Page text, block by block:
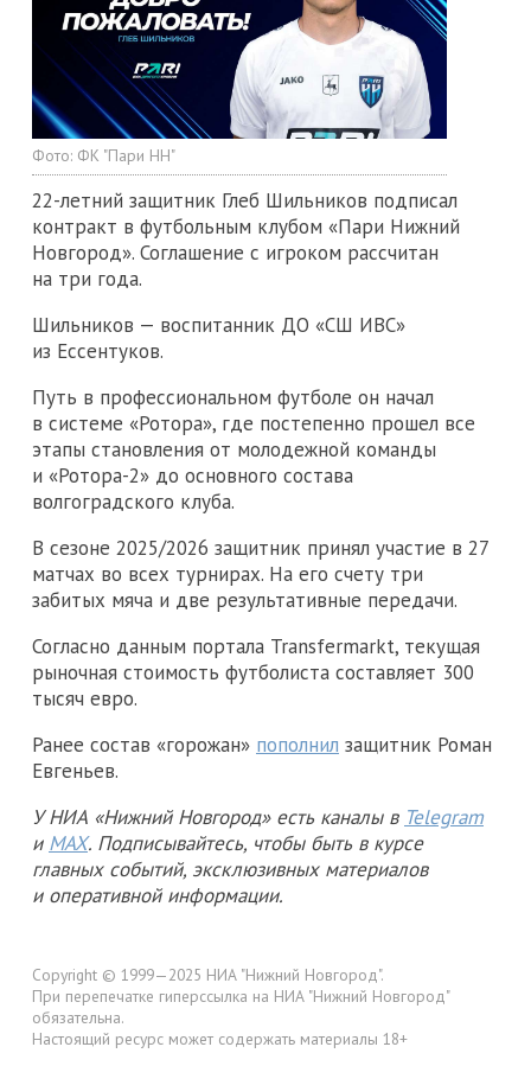
Фото: ФК "Пари НН"
22-летний защитник Глеб Шильников подписал
контракт в футбольным клубом «Пари Нижний
Новгород». Соглашение с игроком рассчитан
на три года.
Шильников — воспитанник ДО «СШ ИВС»
из Ессентуков.
Путь в профессиональном футболе он начал
в системе «Ротора», где постепенно прошел все
этапы становления от молодежной команды
и «Ротора-2» до основного состава
волгоградского клуба.
В сезоне 2025/2026 защитник принял участие в 27
матчах во всех турнирах. На его счету три
забитых мяча и две результативные передачи.
Согласно данным портала Transfermarkt, текущая
рыночная стоимость футболиста составляет 300
тысяч евро.
Ранее состав «горожан» пополнил защитник Роман
Евгеньев.
У НИА «Нижний Новгород» есть каналы в Telegram
и MAX. Подписывайтесь, чтобы быть в курсе
главных событий, эксклюзивных материалов
и оперативной информации.
Copyright © 1999—2025 НИА "Нижний Новгород".
При перепечатке гиперссылка на НИА "Нижний Новгород"
обязательна.
Настоящий ресурс может содержать материалы 18+